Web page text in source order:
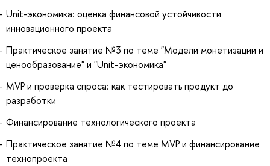
Unit-экономика: оценка финансовой устойчивости
инновационного проекта
Практическое занятие №3 по теме "Модели монетизации и
ценообразование" и "Unit-экономика"
MVP и проверка спроса: как тестировать продукт до
разработки
Финансирование технологического проекта
Практическое занятие №4 по теме MVP и финансирование
технопроекта